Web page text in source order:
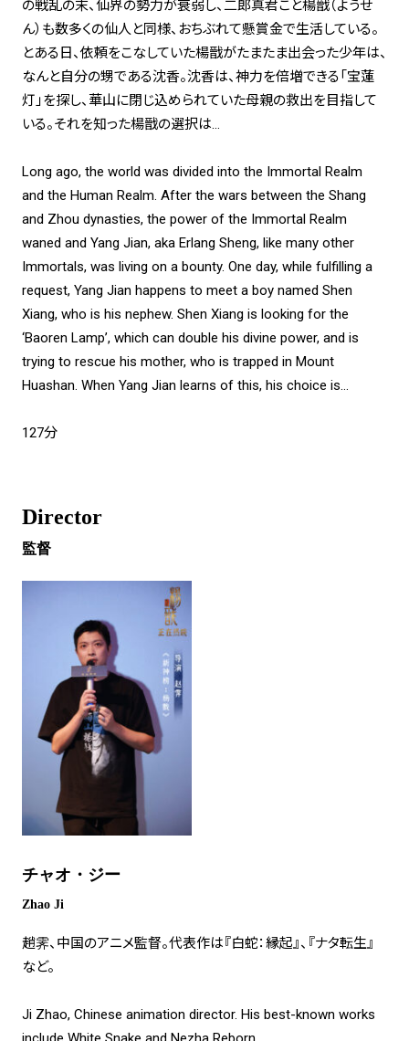
の戦乱の末、仙界の勢力が衰弱し、二郎真君こと楊戩（ようせ
ん）も数多くの仙人と同様、おちぶれて懸賞金で生活している。
とある日、依頼をこなしていた楊戩がたまたま出会った少年は、
なんと自分の甥である沈香。沈香は、神力を倍増できる「宝蓮
灯」を探し、華山に閉じ込められていた母親の救出を目指して
いる。それを知った楊戩の選択は…
Long ago, the world was divided into the Immortal Realm
and the Human Realm. After the wars between the Shang
and Zhou dynasties, the power of the Immortal Realm
waned and Yang Jian, aka Erlang Sheng, like many other
Immortals, was living on a bounty. One day, while fulfilling a
request, Yang Jian happens to meet a boy named Shen
Xiang, who is his nephew. Shen Xiang is looking for the
‘Baoren Lamp’, which can double his divine power, and is
trying to rescue his mother, who is trapped in Mount
Huashan. When Yang Jian learns of this, his choice is…
127分
Director
監督
チャオ・ジー
Zhao Ji
趙霁、中国のアニメ監督。代表作は『白蛇：縁起』、『ナタ転生』
など。
Ji Zhao, Chinese animation director. His best-known works